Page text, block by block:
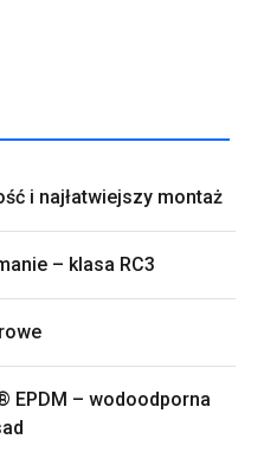
i najłatwiejszy montaż
– klasa RC3
EPDM – wodoodporna